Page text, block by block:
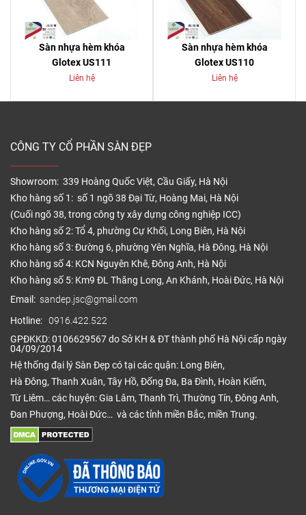
Sàn nhựa hèm khóa
Glotex US111
Liên hệ
Sàn nhựa hèm khóa
Glotex US110
Liên hệ
CÔNG TY CỔ PHẦN SÀN ĐẸP
Showroom: 339 Hoàng Quốc Việt, Cầu Giấy, Hà Nội
Kho hàng số 1: số 1 ngõ 38 Đại Từ, Hoàng Mai, Hà Nội
(Cuối ngõ 38, trong công ty xây dựng công nghiệp ICC)
Kho hàng số 2: Tổ 4, phường Cự Khối, Long Biên, Hà Nội
Kho hàng số 3: Đường 6, phường Yên Nghĩa, Hà Đông, Hà Nội
Kho hàng số 4: KCN Nguyên Khê, Đông Anh, Hà Nội
Kho hàng số 5: Km9 ĐL Thăng Long, An Khánh, Hoài Đức, Hà Nội
Email: sandep.jsc@gmail.com
Hotline: 0916.422.522
GPĐKKD: 0106629567 do Sở KH & ĐT thành phố Hà Nội cấp ngày
04/09/2014
Hệ thống đại lý Sàn Đẹp có tại các quận: Long Biên,
Hà Đông, Thanh Xuân, Tây Hồ, Đống Đa, Ba Đình, Hoàn Kiếm,
Từ Liêm… các huyện: Gia Lâm, Thanh Trì, Thường Tín, Đông Anh,
Đan Phượng, Hoài Đức… và các tỉnh miền Bắc, miền Trung.